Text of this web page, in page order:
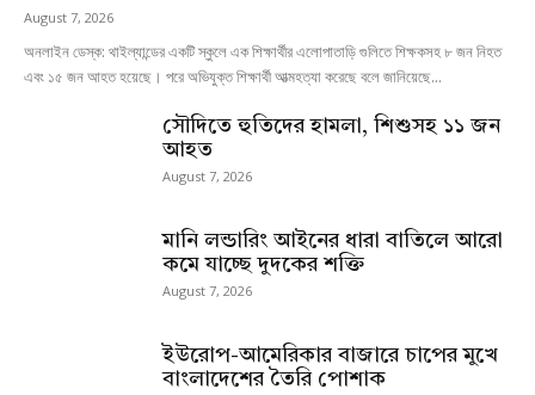
August 7, 2026
অনলাইন ডেস্ক: থাইল্যান্ডের একটি স্কুলে এক শিক্ষার্থীর এলোপাতাড়ি গুলিতে শিক্ষকসহ ৮ জন নিহত
এবং ১৫ জন আহত হয়েছে। পরে অভিযুক্ত শিক্ষার্থী আত্মহত্যা করেছে বলে জানিয়েছে...
সৌদিতে হুতিদের হামলা, শিশুসহ ১১ জন
আহত
August 7, 2026
মানি লন্ডারিং আইনের ধারা বাতিলে আরো
কমে যাচ্ছে দুদকের শক্তি
August 7, 2026
ইউরোপ-আমেরিকার বাজারে চাপের মুখে
বাংলাদেশের তৈরি পোশাক